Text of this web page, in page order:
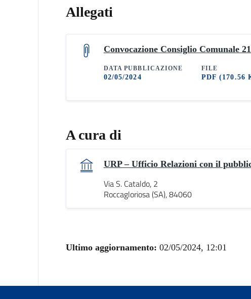
Allegati
Convocazione Consiglio Comunale
DATA PUBBLICAZIONE
02/05/2024
FILE
PDF(170.56
A cura di
URP – Ufficio Relazioni con il
Via S. Cataldo, 2
Roccagloriosa (SA), 84060
Ultimo aggiornamento: 02/05/2024, 12:01